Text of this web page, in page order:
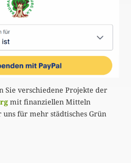
Sie verschiedene Projekte der
mit finanziellen Mitteln
für mehr städtisches Grün